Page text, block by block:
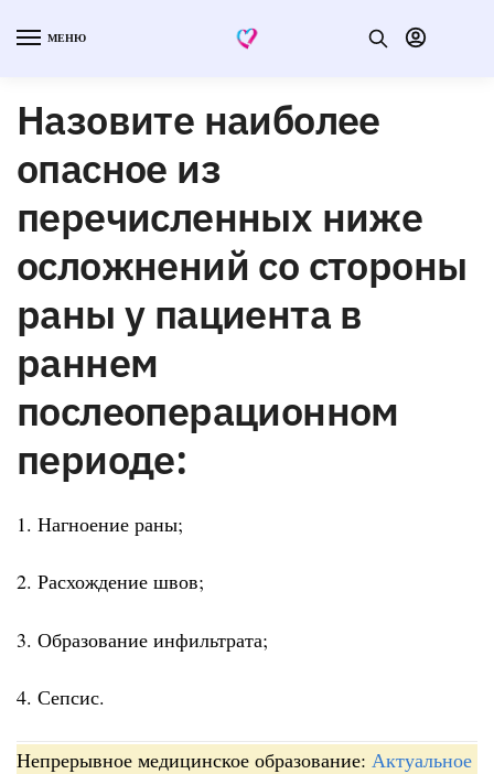
МЕНЮ
Назовите наиболее
опасное из
перечисленных ниже
осложнений со стороны
раны у пациента в
раннем
послеоперационном
периоде:
1. Нагноение раны;
2. Расхождение швов;
3. Образование инфильтрата;
4. Сепсис.
Непрерывное медицинское образование: Актуальное